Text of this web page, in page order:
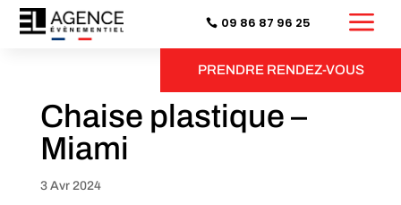
09 86 87 96 25 a
PRENDRE RENDEZ-VOUS
Chaise plastique –
Miami
3 Avr 2024